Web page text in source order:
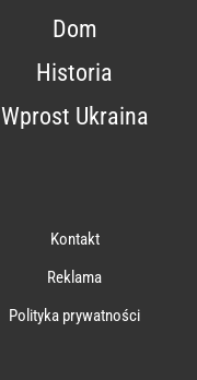
Dom
Historia
Wprost Ukraina
Kontakt
Reklama
Polityka prywatności